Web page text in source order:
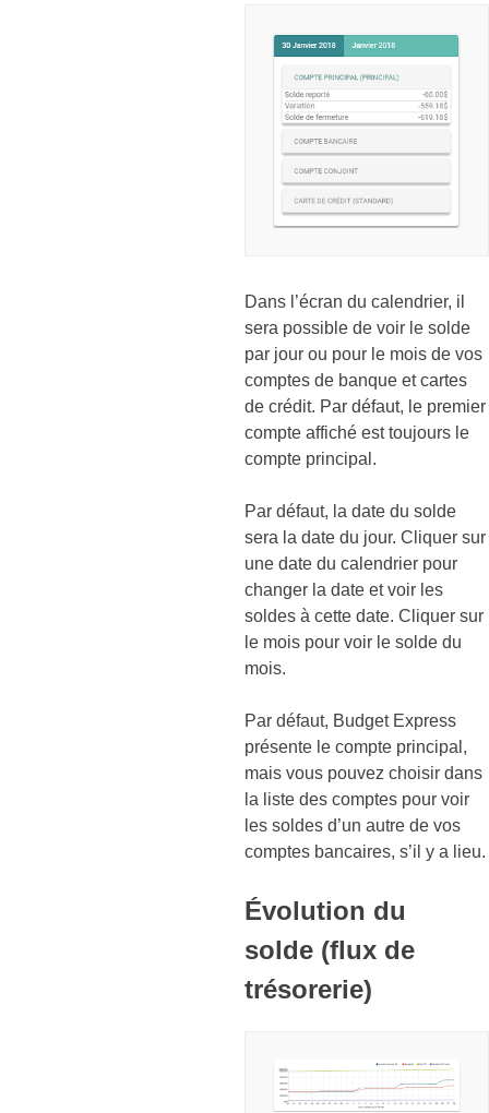
Dans l’écran du calendrier, il
sera possible de voir le solde
par jour ou pour le mois de vos
comptes de banque et cartes
de crédit. Par défaut, le premier
compte affiché est toujours le
compte principal.
Par défaut, la date du solde
sera la date du jour. Cliquer sur
une date du calendrier pour
changer la date et voir les
soldes à cette date. Cliquer sur
le mois pour voir le solde du
mois.
Par défaut, Budget Express
présente le compte principal,
mais vous pouvez choisir dans
la liste des comptes pour voir
les soldes d’un autre de vos
comptes bancaires, s’il y a lieu.
Évolution du
solde (flux de
trésorerie)